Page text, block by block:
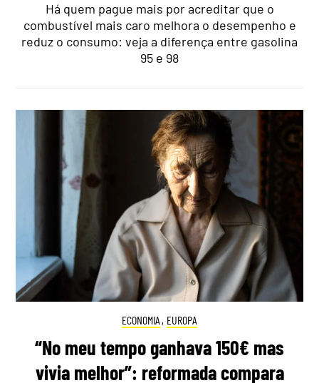
Há quem pague mais por acreditar que o
combustível mais caro melhora o desempenho e
reduz o consumo: veja a diferença entre gasolina
95 e 98
ECONOMIA , EUROPA
“No meu tempo ganhava 150€ mas
vivia melhor”: reformada compara